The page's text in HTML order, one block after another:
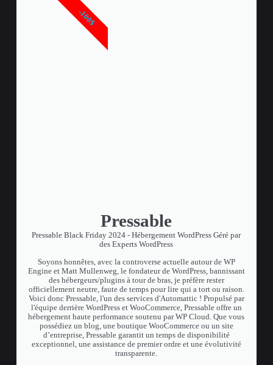
Pressable
Pressable Black Friday 2024 - Hébergement WordPress Géré par
des Experts WordPress
Soyons honnêtes, avec la controverse actuelle autour de WP
Engine et Matt Mullenweg, le fondateur de WordPress, bannissant
des hébergeurs/plugins à tour de bras, je préfère rester
officiellement neutre, faute de temps pour lire qui a tort ou raison.
Voici donc Pressable, l'un des services d'Automattic ! Propulsé par
l'équipe derrière WordPress et WooCommerce, Pressable offre un
hébergement haute performance soutenu par WP Cloud. Que vous
possédiez un blog, une boutique WooCommerce ou un site
d’entreprise, Pressable garantit un temps de disponibilité
exceptionnel, une assistance de premier ordre et une évolutivité
transparente.
-100$